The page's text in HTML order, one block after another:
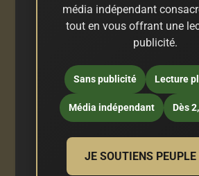
média indépendant
tout en vous offrant une
publicité.
Sans publicité Lecture
Média indépendant Dès
JE SOUTIENS PEUPLE